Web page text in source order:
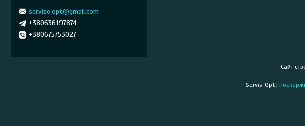
servise.opt@gmail.com
+380636197874
+380675753027
Сайт
Servis-Opt |